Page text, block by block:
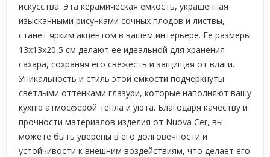
искусства. Эта керамическая емкость, украшенная
изысканными рисунками сочных плодов и листвы,
станет ярким акцентом в вашем интерьере. Ее размеры
13x13x20,5 см делают ее идеальной для хранения
сахара, сохраняя его свежесть и защищая от влаги.
Уникальность и стиль этой емкости подчеркнуты
светлыми оттенками глазури, которые наполняют вашу
кухню атмосферой тепла и уюта. Благодаря качеству и
прочности материалов изделия от Nuova Cer, вы
можете быть уверены в его долговечности и
устойчивости к внешним воздействиям, что делает его